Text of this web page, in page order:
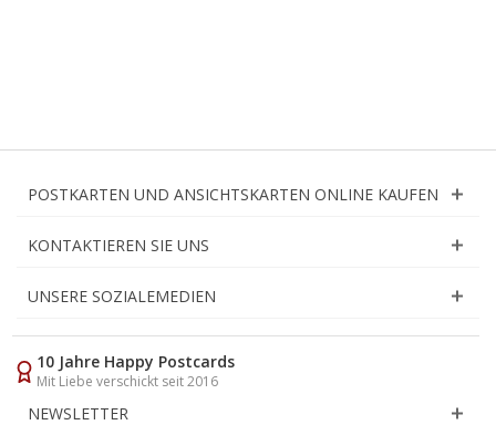
POSTKARTEN UND ANSICHTSKARTEN ONLINE KAUFEN
KONTAKTIEREN SIE UNS
UNSERE SOZIALEMEDIEN
10 Jahre Happy Postcards
Mit Liebe verschickt seit 2016
NEWSLETTER